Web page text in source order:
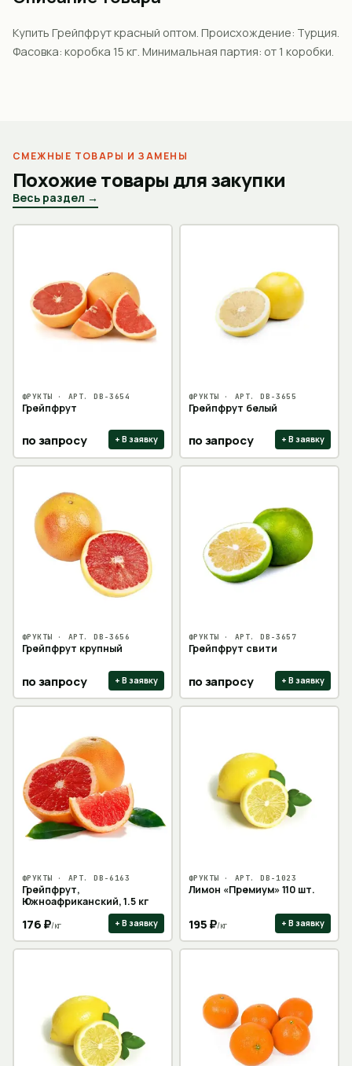
Купить Грейпфрут красный оптом. Происхождение: Турция.
Фасовка: коробка 15 кг. Минимальная партия: от 1 коробки.
СМЕЖНЫЕ ТОВАРЫ И ЗАМЕНЫ
Похожие товары для закупки
Весь раздел →
ФРУКТЫ · АРТ.DB-3654
Грейпфрут
по запросу + В заявку
ФРУКТЫ · АРТ.DB-3655
Грейпфрут белый
по запросу + В заявку
ФРУКТЫ · АРТ.DB-3656
Грейпфрут крупный
по запросу + В заявку
ФРУКТЫ · АРТ.DB-3657
Грейпфрут свити
по запросу + В заявку
ФРУКТЫ · АРТ.DB-6163
Грейпфрут,
Южноафриканский, 1.5 кг
176₽/кг + В заявку
ФРУКТЫ · АРТ.DB-1023
Лимон «Премиум» 110 шт.
195₽/кг + В заявку